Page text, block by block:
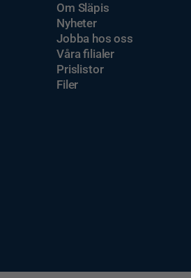
Om Släpis
Nyheter
Jobba hos oss
Våra filialer
Prislistor
Filer